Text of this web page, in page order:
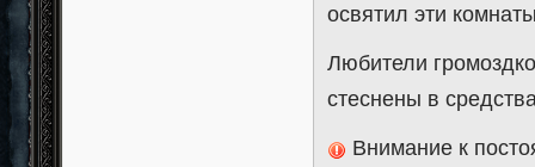
освятил эти
Любители
стеснены в
Внимание к